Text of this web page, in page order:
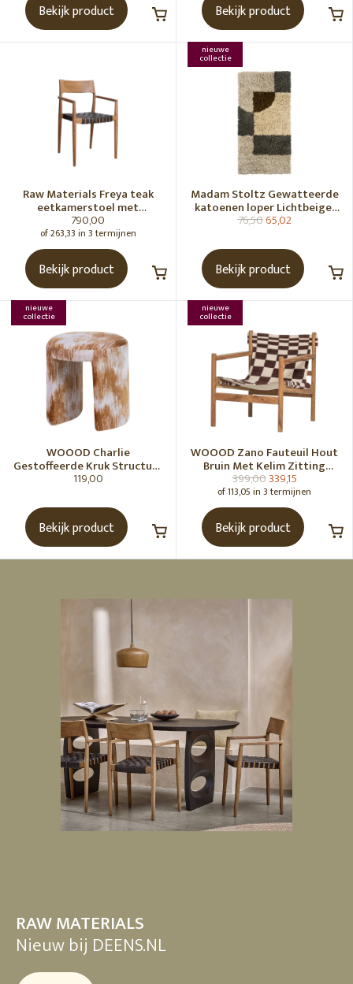
Bekijk product Bekijk product
Raw Materials Freya teak
eetkamerstoel met
armleuning - Zwart (set of 2)
790,00
of 263,33 in 3 termijnen
Bekijk product
nieuwe
collectie
Madam Stoltz Gewatteerde
katoenen loper Lichtbeige,
gebroken wit, grijs, groen
76,5065,02
Bekijk product
nieuwe
collectie
WOOOD Charlie
Gestoffeerde Kruk Structuur
Stof Karamelbruin [Fsc]
119,00
Bekijk product
nieuwe
collectie
WOOOD Zano Fauteuil Hout
Bruin Met Kelim Zitting
Naturel
399,00339,15
of 113,05 in 3 termijnen
Bekijk product
RAW MATERIALS
Nieuw bij DEENS.NL